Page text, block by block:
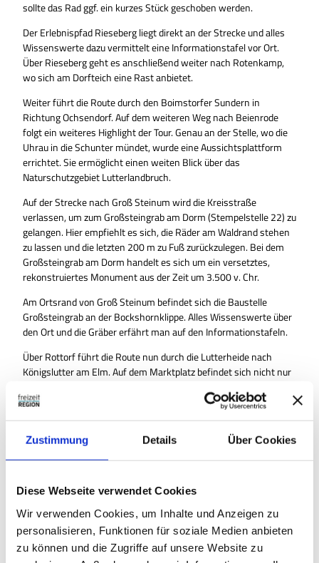
Zustimmung Details Über Cookies
Diese Webseite verwendet Cookies
Wir verwenden Cookies, um Inhalte und Anzeigen zu
personalisieren, Funktionen für soziale Medien anbieten
zu können und die Zugriffe auf unsere Website zu
sollte das Rad ggf. ein kurzes Stück geschoben werden.
Der Erlebnispfad Rieseberg liegt direkt an der Strecke und alles
Wissenswerte dazu vermittelt eine Informationstafel vor Ort.
Über Rieseberg geht es anschließend weiter nach Rotenkamp,
wo sich am Dorfteich eine Rast anbietet.
Weiter führt die Route durch den Boimstorfer Sundern in
Richtung Ochsendorf. Auf dem weiteren Weg nach Beienrode
folgt ein weiteres Highlight der Tour. Genau an der Stelle, wo die
Uhrau in die Schunter mündet, wurde eine Aussichtsplattform
errichtet. Sie ermöglicht einen weiten Blick über das
Naturschutzgebiet Lutterlandbruch.
Auf der Strecke nach Groß Steinum wird die Kreisstraße
verlassen, um zum Großsteingrab am Dorm (Stempelstelle 22) zu
gelangen. Hier empfiehlt es sich, die Räder am Waldrand stehen
zu lassen und die letzten 200 m zu Fuß zurückzulegen. Bei dem
Großsteingrab am Dorm handelt es sich um ein versetztes,
rekonstruiertes Monument aus der Zeit um 3.500 v. Chr.
Am Ortsrand von Groß Steinum befindet sich die Baustelle
Großsteingrab an der Bockshornklippe. Alles Wissenswerte über
den Ort und die Gräber erfährt man auf den Informationstafeln.
Über Rottorf führt die Route nun durch die Lutterheide nach
Königslutter am Elm. Auf dem Marktplatz befindet sich nicht nur
auch das Alte Rathaus und die Stadtkirche.
Proviant für unterwegs ist empfehlenswert.